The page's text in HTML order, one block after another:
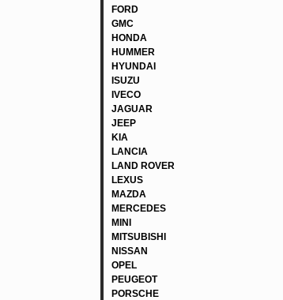
FORD
GMC
HONDA
HUMMER
HYUNDAI
ISUZU
IVECO
JAGUAR
JEEP
KIA
LANCIA
LAND ROVER
LEXUS
MAZDA
MERCEDES
MINI
MITSUBISHI
NISSAN
OPEL
PEUGEOT
PORSCHE